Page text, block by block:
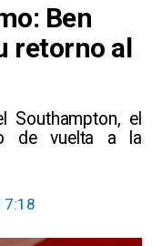
Ben
retorno al
Southampton, el
de vuelta a la